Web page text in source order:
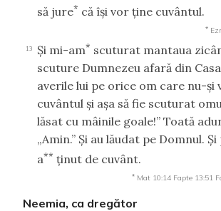
să jure* că îşi vor ţine cuvântul.
*
13 Şi mi-am* scuturat mantaua
scuture Dumnezeu afară din
averile lui pe orice om care nu-şi
cuvântul şi aşa să fie scuturat
lăsat cu mâinile goale!” Toată
„Amin.” Şi au lăudat pe Domnul.
a** ţinut de cuvânt.
* Mat 10:14 Fapte 13:51
Neemia, ca dregător